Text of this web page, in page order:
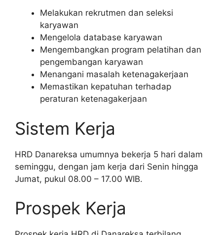
Melakukan rekrutmen dan seleksi
karyawan
Mengelola database karyawan
Mengembangkan program pelatihan dan
pengembangan karyawan
Menangani masalah ketenagakerjaan
Memastikan kepatuhan terhadap
peraturan ketenagakerjaan
Sistem Kerja
HRD Danareksa umumnya bekerja 5 hari dalam
seminggu, dengan jam kerja dari Senin hingga
Jumat, pukul 08.00 – 17.00 WIB.
Prospek Kerja